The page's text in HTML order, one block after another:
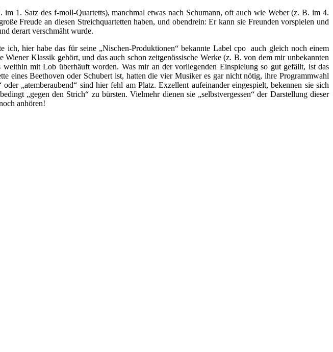
1. Satz des f-moll-Quartetts), manchmal etwas nach Schumann, oft auch wie Weber (z. B. im 4.
Freude an diesen Streichquartetten haben, und obendrein: Er kann sie Freunden vorspielen und
derart verschmäht wurde.
ich, hier habe das für seine „Nischen-Produktionen“ bekannte Label cpo auch gleich noch einem
Klassik gehört, und das auch schon zeitgenössische Werke (z. B. von dem mir unbekannten
mit Lob überhäuft worden. Was mir an der vorliegenden Einspielung so gut gefällt, ist das
eines Beethoven oder Schubert ist, hatten die vier Musiker es gar nicht nötig, ihre Programmwahl
„atemberaubend“ sind hier fehl am Platz. Exzellent aufeinander eingespielt, bekennen sie sich
„gegen den Strich“ zu bürsten. Vielmehr dienen sie „selbstvergessen“ der Darstellung dieser
anhören!